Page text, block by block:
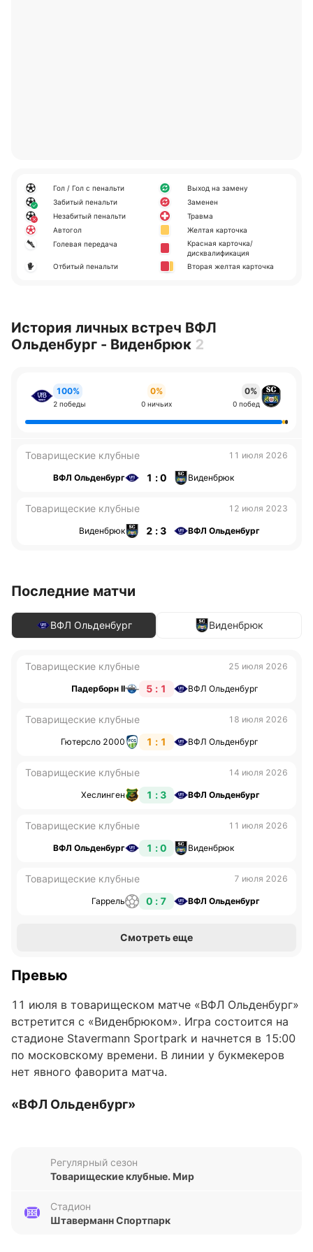
Гол / Гол с пенальти
Забитый пенальти
Незабитый пенальти
Автогол
Голевая передача
Отбитый пенальти
Выход на замену
Заменен
Травма
Желтая карточка
Красная карточка/
дисквалификация
Вторая желтая карточка
История личных встреч ВФЛ
Ольденбург - Виденбрюк 2
100%
2 победы
0%
0 ничьих
0%
0 побед
Товарищеские клубные 11 июля 2026
ВФЛ Ольденбург 1 : 0 Виденбрюк
Товарищеские клубные 12 июля 2023
Виденбрюк 2 : 3 ВФЛ Ольденбург
Последние матчи
ВФЛ Ольденбург Виденбрюк
Товарищеские клубные 25 июля 2026
Падерборн II 5 : 1 ВФЛ Ольденбург
Товарищеские клубные 18 июля 2026
Гютерсло 2000 1 : 1 ВФЛ Ольденбург
Товарищеские клубные 14 июля 2026
Хеслинген 1 : 3 ВФЛ Ольденбург
Товарищеские клубные 11 июля 2026
ВФЛ Ольденбург 1 : 0 Виденбрюк
Товарищеские клубные 7 июля 2026
Гаррель 0 : 7 ВФЛ Ольденбург
Смотреть еще
Превью
11 июля в товарищеском матче «ВФЛ Ольденбург»
встретится с «Виденбрюком». Игра состоится на
стадионе Stavermann Sportpark и начнется в 15:00
по московскому времени. В линии у букмекеров
нет явного фаворита матча.
«ВФЛ Ольденбург»
вничью и потерпел два поражения. Команда
обыграла «Бремер СВ» (4:0) и «Гютерсло 2000»
(3:1), разошлась миром с «Боруссией II» (2:2), а
также уступила «СВ Рёдингхаузену» (1:2) и
Регулярный сезон
Товарищеские клубные. Мир
Стадион
Штаверманн Спортпарк